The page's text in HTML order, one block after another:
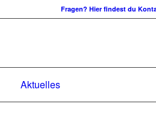
Fragen? Hier findest du
Aktuelles